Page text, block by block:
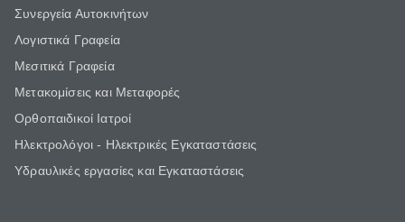
Συνεργεία Αυτοκινήτων
Λογιστικά Γραφεία
Μεσιτικά Γραφεία
Μετακομίσεις και Μεταφορές
Ορθοπαιδικοί Ιατροί
Ηλεκτρολόγοι - Ηλεκτρικές Εγκαταστάσεις
Υδραυλικές εργασίες και Εγκαταστάσεις